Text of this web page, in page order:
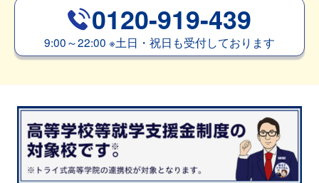
0120-919-439
9:00～22:00 ※土日・祝日も受付しております